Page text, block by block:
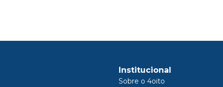
Institucional
Sobre o 4oito